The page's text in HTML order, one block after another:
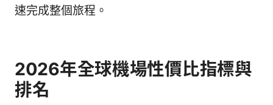
速完成整個旅程。
2026年全球機場性價比指標與
排名